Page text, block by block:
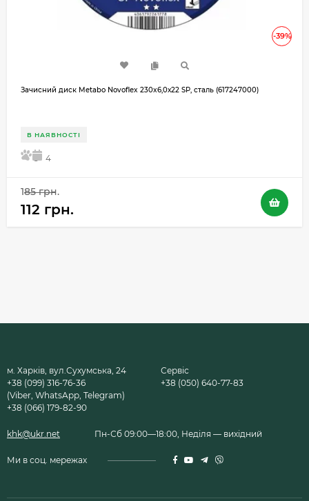
-39%
Зачисний диск Metabo Novoflex 230x6,0х22 SP, сталь (617247000)
В НАЯВНОСТІ
5 4
185 грн.
112 грн.
м. Харків, вул.Сухумська, 24
+38 (099) 316-76-36
(Viber, WhatsApp, Telegram)
+38 (066) 179-82-90
Сервіс
+38 (050) 640-77-83
khk@ukr.net Пн-Сб 09:00—18:00, Неділя — вихідний
Ми в соц. мережах